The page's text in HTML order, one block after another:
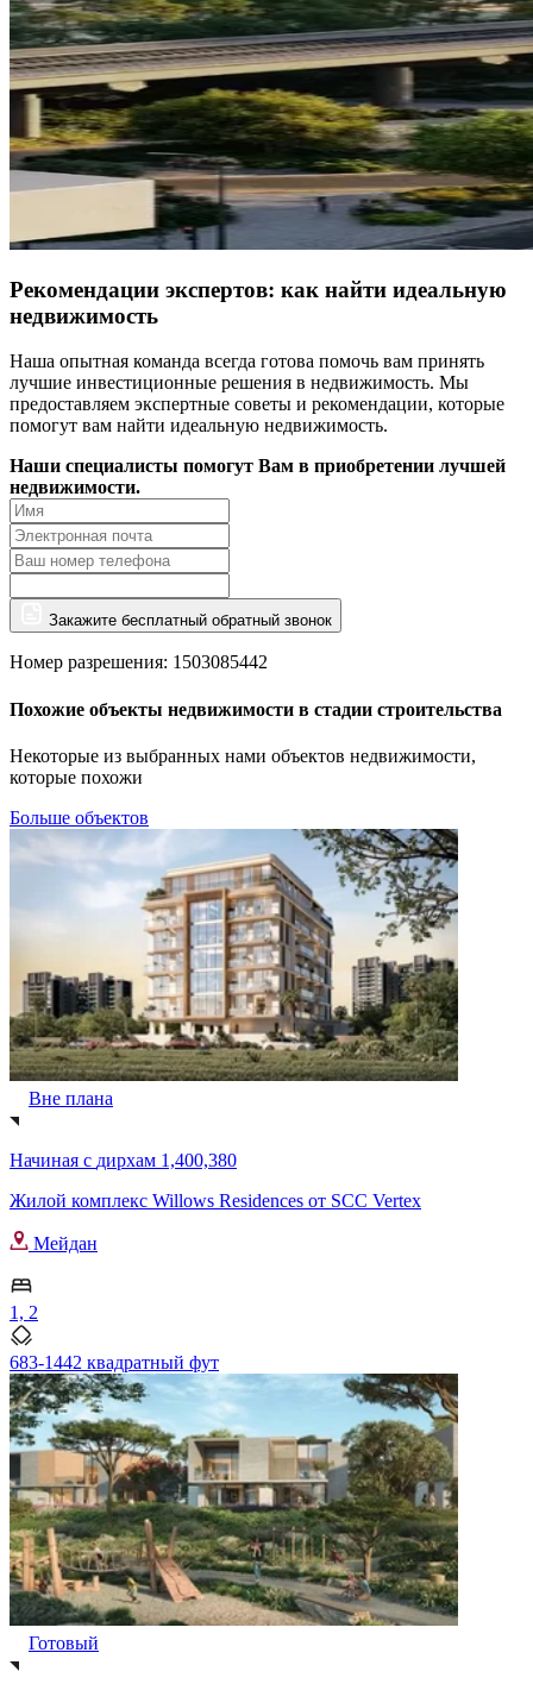
Рекомендации экспертов: как найти идеальную
недвижимость
Наша опытная команда всегда готова помочь вам принять
лучшие инвестиционные решения в недвижимость. Мы
предоставляем экспертные советы и рекомендации, которые
помогут вам найти идеальную недвижимость.
Наши специалисты помогут Вам в приобретении лучшей
недвижимости.
Закажите бесплатный обратный звонок
Номер разрешения: 1503085442
Похожие объекты недвижимости в стадии строительства
Некоторые из выбранных нами объектов недвижимости,
которые похожи
Больше объектов
Вне плана
Начиная с дирхам 1,400,380
Жилой комплекс Willows Residences от SCC Vertex
Мейдан
1, 2
683-1442 квадратный фут
Готовый